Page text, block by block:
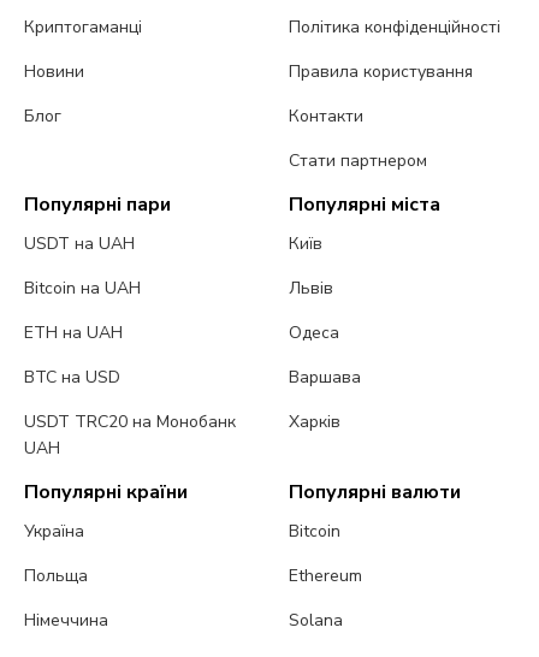
Криптогаманці
Новини
Блог
Політика конфіденційності
Правила користування
Контакти
Стати партнером
Популярні пари
USDT на UAH
Bitcoin на UAH
ETH на UAH
BTC на USD
USDT TRC20 на Монобанк
UAH
Популярні міста
Київ
Львів
Одеса
Варшава
Харків
Популярні країни
Україна
Польща
Німеччина
Популярні валюти
Bitcoin
Ethereum
Solana